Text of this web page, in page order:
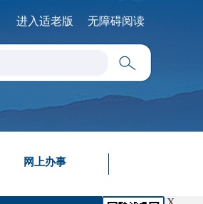
进入适老版 无障碍阅读
网上办事